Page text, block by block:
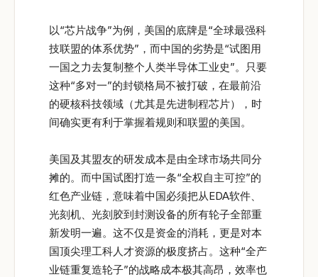
以“芯片战争”为例，美国的底牌是“全球最强科
技联盟的体系优势”，而中国的劣势是“试图用
一国之力去复制整个人类半导体工业史”。只要
这种“多对一”的封锁格局不被打破，在最前沿
的硬核科技领域（尤其是先进制程芯片），时
间确实更有利于掌握着规则和联盟的美国。
美国及其盟友的研发成本是由全球市场共同分
摊的。而中国试图打造一条“全权自主可控”的
红色产业链，意味着中国必须把从EDA软件、
光刻机、光刻胶到封测设备的所有轮子全部重
新发明一遍。这不仅是资金的消耗，更是对本
国顶尖理工科人才资源的极度挤占。这种“全产
业链重复造轮子”的战略成本极其高昂，效率也